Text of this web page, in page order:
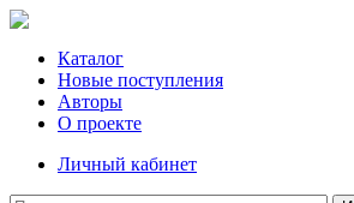
Каталог
Новые поступления
Авторы
О проекте
Личный кабинет